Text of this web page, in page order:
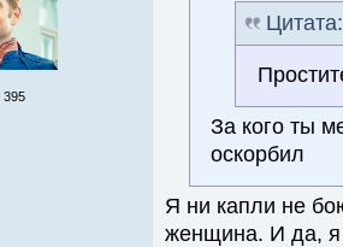
За кого ты
оскорбил
Я ни капли не
женщина. И да, я